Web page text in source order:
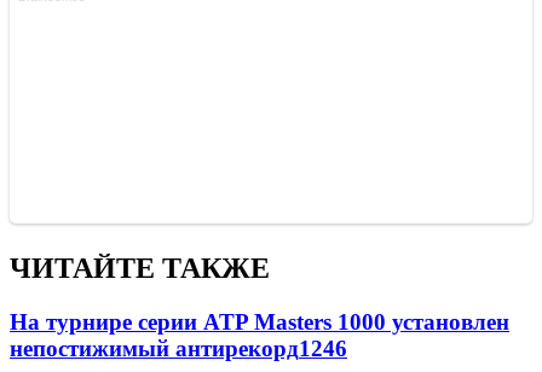
ЧИТАЙТЕ ТАКЖЕ
На турнире серии ATP Masters 1000 установлен
непостижимый антирекорд1246